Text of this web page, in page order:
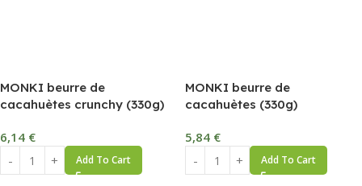
MONKI beurre de
cacahuètes crunchy (330g)
6,14 €
Add To Cart
MONKI beurre de
cacahuètes (330g)
5,84 €
Add To Cart